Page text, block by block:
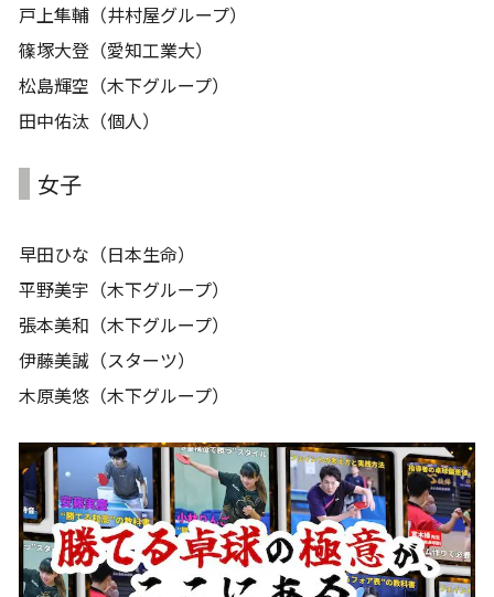
戸上隼輔（井村屋グループ）
篠塚大登（愛知工業大）
松島輝空（木下グループ）
田中佑汰（個人）
女子
早田ひな（日本生命）
平野美宇（木下グループ）
張本美和（木下グループ）
伊藤美誠（スターツ）
木原美悠（木下グループ）